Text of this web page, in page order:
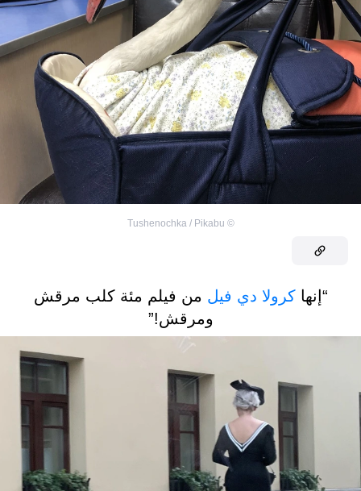
©
Tushenochka / Pikabu
“إنهاكرولا دي فيل من فيلم مئة كلب مرقش
ومرقش!”